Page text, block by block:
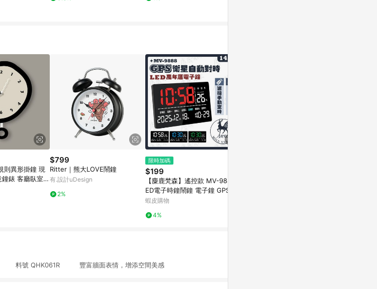
則異形掛鐘 現
錶 客廳臥室壁
$799
Ritter｜熊大LOVE鬧鐘
有.設計uDesign
2%
限時加碼
$199
【麋鹿梵森】遙控款 MV-9888 L
ED電子時鐘鬧鐘 電子鐘 GPS衛
星對時 多功能 大螢幕時鐘 數位
蝦皮購物
4%
QHK061R 豐富牆面表情，增添空間美感